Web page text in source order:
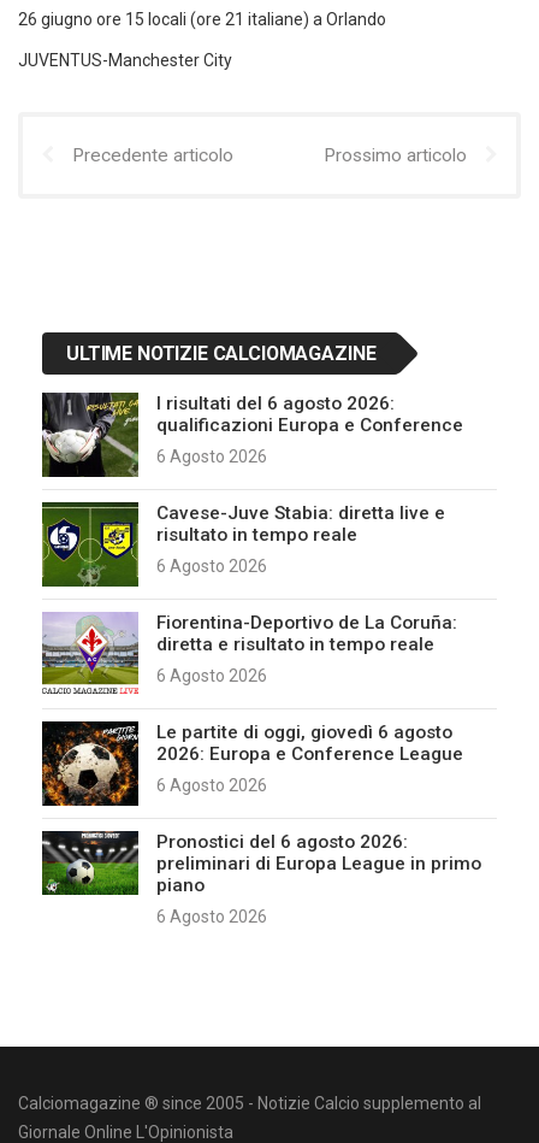
26 giugno ore 15 locali (ore 21 italiane) a Orlando
JUVENTUS-Manchester City
Precedente articolo Prossimo articolo
ULTIME NOTIZIE CALCIOMAGAZINE
I risultati del 6 agosto 2026:
qualificazioni Europa e Conference
6 Agosto 2026
Cavese-Juve Stabia: diretta live e
risultato in tempo reale
6 Agosto 2026
Fiorentina-Deportivo de La Coruña:
diretta e risultato in tempo reale
6 Agosto 2026
Le partite di oggi, giovedì 6 agosto
2026: Europa e Conference League
6 Agosto 2026
Pronostici del 6 agosto 2026:
preliminari di Europa League in primo
piano
6 Agosto 2026
Calciomagazine ® since 2005 - Notizie Calcio supplemento al
Giornale Online L'Opinionista